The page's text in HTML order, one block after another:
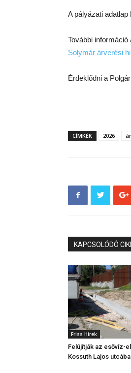
A pályázati adatlap
További információ
Solymár árverési
Érdeklődni a
CÍMKÉK 2026
KAPCSOLÓDÓ
Friss Hírek
Felújítják az esővíz-
Kossuth Lajos